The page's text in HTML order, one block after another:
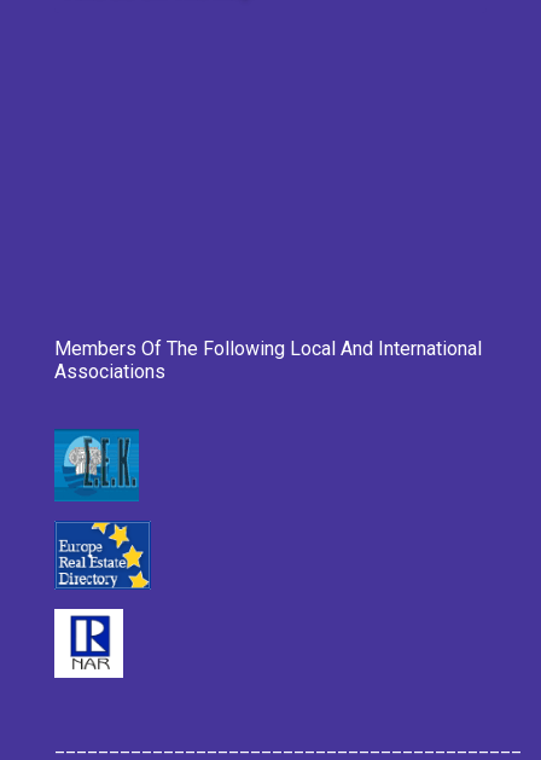
Members Of The Following Local And International
Associations